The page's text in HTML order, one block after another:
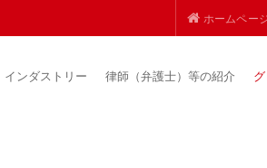
ホームペー
インダストリー 律師（弁護士）等の紹介